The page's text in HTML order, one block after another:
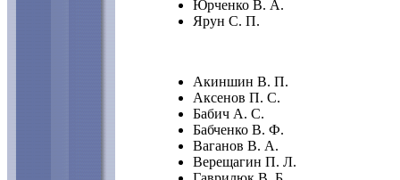
Юрченко В. А.
Ярун С. П.
Акиншин В. П.
Аксенов П. С.
Бабич А. С.
Бабченко В. Ф.
Ваганов В. А.
Верещагин П. Л.